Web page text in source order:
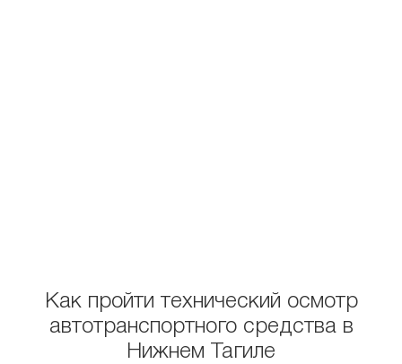
Как пройти технический осмотр
автотранспортного средства в
Нижнем Тагиле